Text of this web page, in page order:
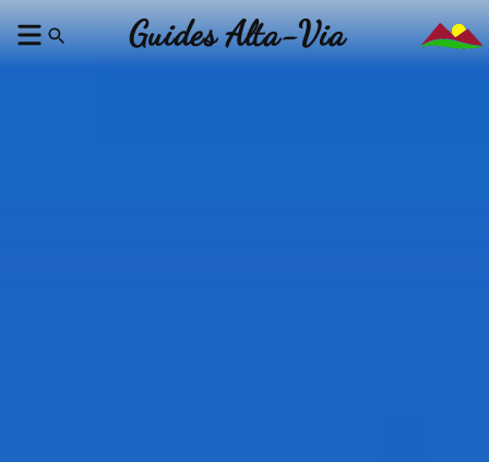
Guides Alta-Via